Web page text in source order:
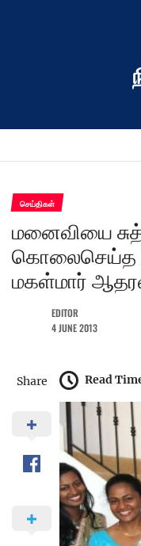
செய்திகள்
மனைவியை
கொலைசெய்த
மகள்மார்
EDITOR
4 JUNE 2013
Share Read